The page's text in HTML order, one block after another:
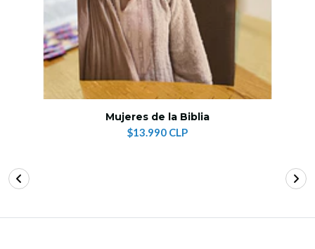
Mujeres de la Biblia
$13.990 CLP